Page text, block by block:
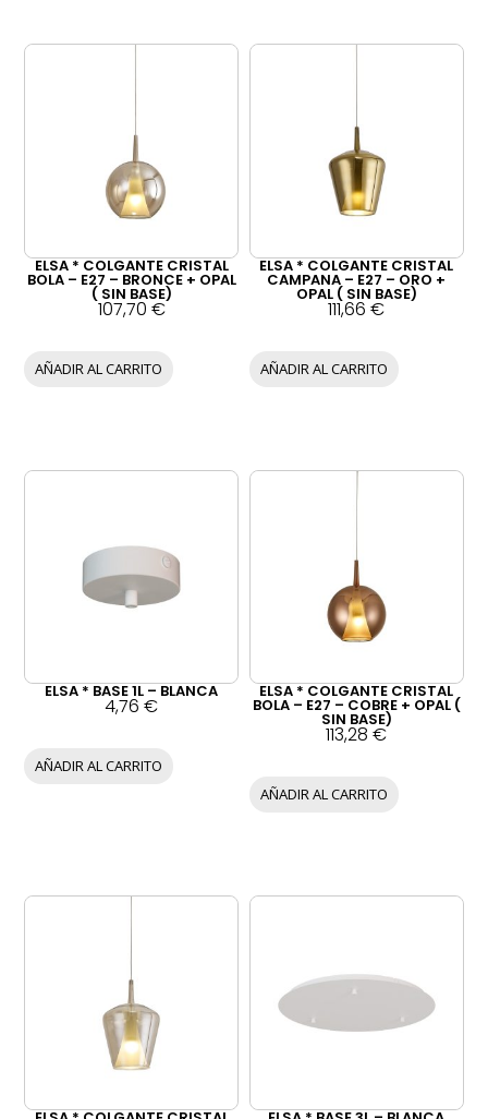
ELSA * COLGANTE CRISTAL
BOLA – E27 – BRONCE + OPAL
( SIN BASE)
107,70 €
AÑADIR AL CARRITO
ELSA * COLGANTE CRISTAL
CAMPANA – E27 – ORO +
OPAL ( SIN BASE)
111,66€
AÑADIR AL CARRITO
ELSA * BASE 1L – BLANCA
4,76€
AÑADIR AL CARRITO
ELSA * COLGANTE CRISTAL
BOLA – E27 – COBRE + OPAL (
SIN BASE)
113,28€
AÑADIR AL CARRITO